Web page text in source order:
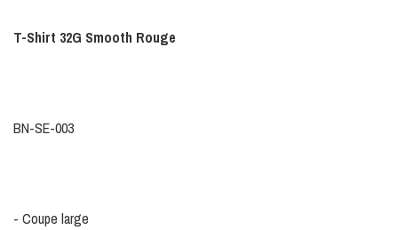
T-Shirt 32G Smooth Rouge
BN-SE-003
- Coupe large